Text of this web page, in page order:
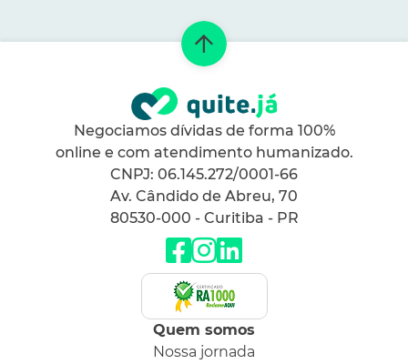
Negociamos dívidas de forma 100%
online e com atendimento humanizado.
CNPJ: 06.145.272/0001-66
Av. Cândido de Abreu, 70
80530-000 - Curitiba - PR
Quem somos
Nossa jornada